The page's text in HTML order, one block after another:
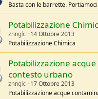
Basta con le barrette.
Potabilizzazione
znnglc 14 Ottobre 2013
Potabilizzazione Chimica
Potabilizzazione
contesto urbano
znnglc 17 Ottobre 2013
Potabilizzazione acque